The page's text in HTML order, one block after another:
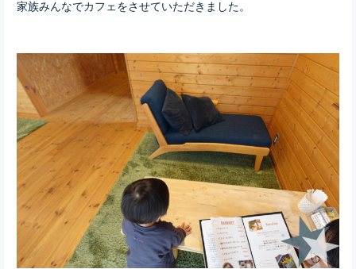
家族みんなでカフェをさせていただきました。